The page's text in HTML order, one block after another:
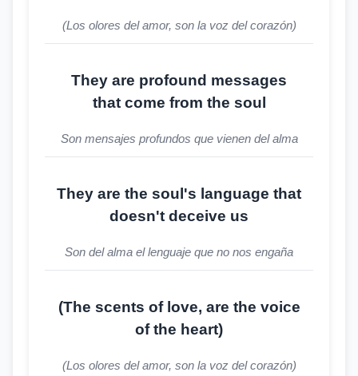
(Los olores del amor, son la voz del corazón)
They are profound messages
that come from the soul
Son mensajes profundos que vienen del alma
They are the soul's language that
doesn't deceive us
Son del alma el lenguaje que no nos engaña
(The scents of love, are the voice
of the heart)
(Los olores del amor, son la voz del corazón)